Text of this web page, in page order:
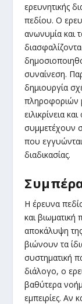
ερευνητικής
πεδίου. Ο
ανωνυμία και
συναίνεση.
δημιουργία
πληροφοριών
ειλικρίνεια
συμμετέχουν
που εγγυώνται
διαδικασίας.
Η έρευνα
και
αποκάλυψη
βιώνουν τα
συστηματική
διάλογο, ο
βαθύτερα
εμπειρίες. Αν